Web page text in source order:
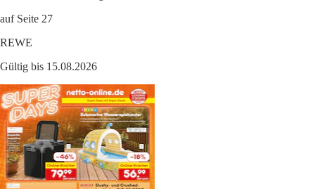
auf Seite 27
REWE
Gültig bis 15.08.2026